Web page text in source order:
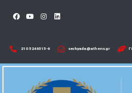
210 5246515-6​ seckyada@athens.gr